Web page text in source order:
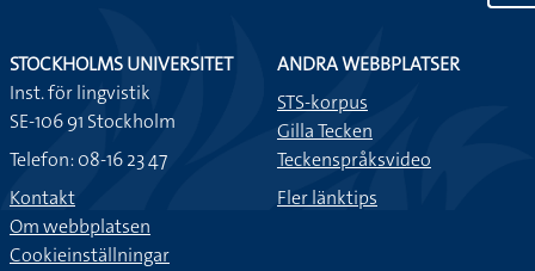
STOCKHOLMS UNIVERSITET
Inst. för lingvistik
SE-106 91 Stockholm
Telefon: 08-16 23 47
Kontakt
Om webbplatsen
Cookieinställningar
ANDRA WEBBPLATSER
STS-korpus
Gilla Tecken
Teckenspråksvideo
Fler länktips